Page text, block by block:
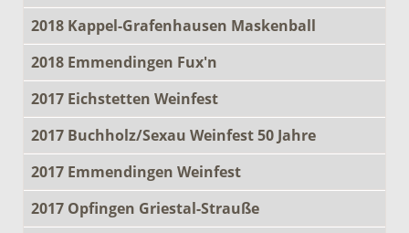
2018 Kappel-Grafenhausen Maskenball
2018 Emmendingen Fux'n
2017 Eichstetten Weinfest
2017 Buchholz/Sexau Weinfest 50 Jahre
2017 Emmendingen Weinfest
2017 Opfingen Griestal-Strauße